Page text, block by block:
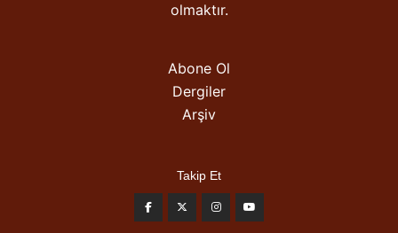
olmaktır.
Abone Ol
Dergiler
Arşiv
Takip Et